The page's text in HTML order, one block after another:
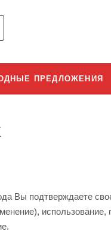
ПРЕДЛОЖЕНИЯ
Вы подтверждаете